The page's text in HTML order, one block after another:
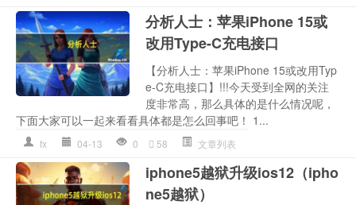
分析人士：苹果iPhone 15或
改用Type-C充电接口
【分析人士：苹果iPhone 15或改用Typ
e-C充电接口】!!!今天受到全网的关注
度非常高，那么具体的是什么情况呢，
下面大家可以一起来看看具体都是怎么回事吧！ 1...
fx 04-13 0 58 文章列表
iphone5越狱升级ios12（ipho
ne5越狱）